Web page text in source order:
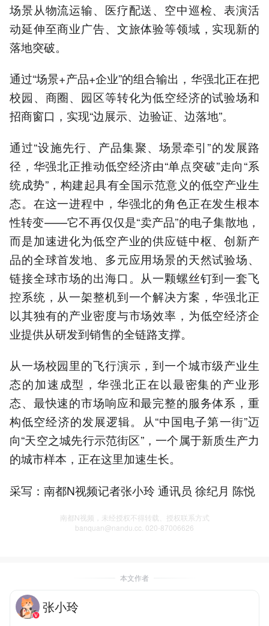
场景从物流运输、医疗配送、空中巡检、表演活
动延伸至商业广告、文旅体验等领域，实现新的
落地突破。
通过“场景+产品+企业”的组合输出，华强北正在把
校园、商圈、园区等转化为低空经济的试验场和
招商窗口，实现“边展示、边验证、边落地”。
通过“设施先行、产品集聚、场景牵引”的发展路
径，华强北正推动低空经济由“单点突破”走向“系
统成势”，构建起具有全国示范意义的低空产业生
态。在这一进程中，华强北的角色正在发生根本
性转变——它不再仅仅是“卖产品”的电子集散地，
而是加速进化为低空产业的供应链中枢、创新产
品的全球首发地、多元应用场景的天然试验场、
链接全球市场的出海口。从一颗螺丝钉到一套飞
控系统，从一架整机到一个解决方案，华强北正
以其独有的产业密度与市场效率，为低空经济企
业提供从研发到销售的全链路支撑。
从一场校园里的飞行演示，到一个城市级产业生
态的加速成型，华强北正在以最密集的产业形
态、最快速的市场响应和最完整的服务体系，重
构低空经济的发展逻辑。从“中国电子第一街”迈
向“天空之城先行示范街区”，一个属于新质生产力
的城市样本，正在这里加速生长。
采写：南都N视频记者张小玲 通讯员 徐纪月 陈悦
南都N视频，未经授权不得转载、授权联系方式
banquan@nandu.cc. 020-87006626
本文作者
张小玲